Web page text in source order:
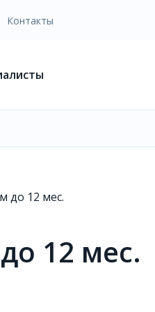
Контакты
до 12 мес.
12 мес.